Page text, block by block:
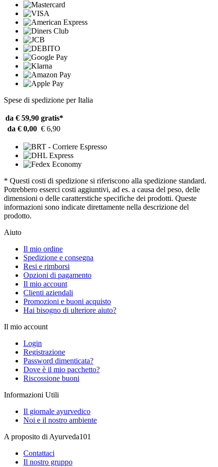
Spese di spedizione per Italia
da € 59,90 gratis*
da € 0,00 € 6,90
* Questi costi di spedizione si riferiscono alla spedizione standard.
Potrebbero esserci costi aggiuntivi, ad es. a causa del peso, delle
dimensioni o delle caratterstiche specifiche dei prodotti. Queste
informazioni sono indicate direttamente nella descrizione del
prodotto.
Aiuto
Il mio ordine
Spedizione e consegna
Resi e rimborsi
Opzioni di pagamento
Il mio account
Clienti aziendali
Promozioni e buoni acquisto
Hai bisogno di ulteriore aiuto?
Il mio account
Login
Registrazione
Password dimenticata?
Dove è il mio pacchetto?
Riscossione buoni
Informazioni Utili
Il giornale ayurvedico
Noi e il nostro ambiente
A proposito di Ayurveda101
Contattaci
Il nostro gruppo